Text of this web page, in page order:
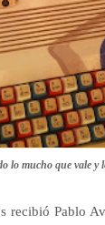
lo mucho que vale y
recibió Pablo